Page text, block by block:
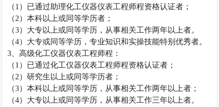
（1 ）已通过助理化工仪器仪表工程师程资格认证者；
（2）本科以上或同等学历者；
（3）大专以上或同等学历，从事相关工作两年以上者。
（4）大专或同等学历，专业知识和实操技能特别优秀者。
3 、高级化工仪器仪表工程师程：
（1 ）已通过化工仪器仪表工程师程资格认证者；
（2）研究生以上或同等学历者；
（3）本科以上或同等学历，从事相关工作两年以上者；
（4）大专以上或同等学历，从事相关工作三年以上者。